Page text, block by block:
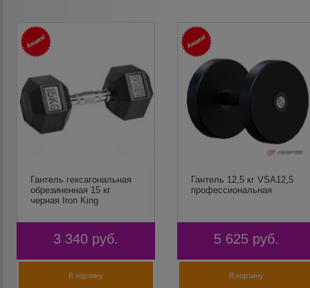
Гантель гексагональная
обрезиненная 15 кг
черная Iron King
3 340 руб.
В корзину
Гантель 12,5 кг VSA12,5
профессиональная
5 625 руб.
В корзину